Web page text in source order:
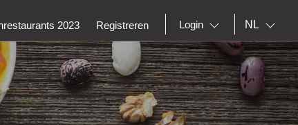
2023 Registreren Login NL